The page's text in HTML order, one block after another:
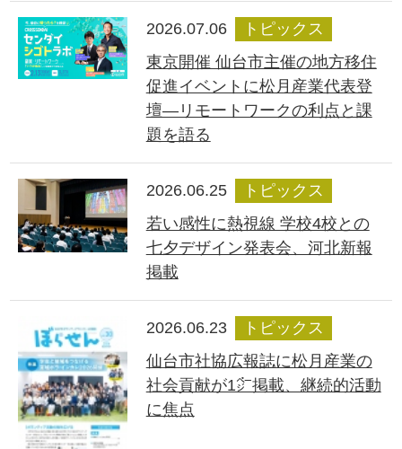
2026.07.06
トピックス
東京開催 仙台市主催の地方移住
促進イベントに松月産業代表登
壇―リモートワークの利点と課
題を語る
2026.06.25
トピックス
若い感性に熱視線 学校4校との
七夕デザイン発表会、河北新報
掲載
2026.06.23
トピックス
仙台市社協広報誌に松月産業の
社会貢献が1㌻掲載、継続的活動
に焦点